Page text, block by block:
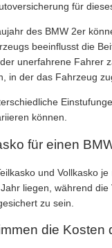
für
des BMW 2er
beeinflusst die
unerfahrene Fahrer
in der das Fahrzeug
können.
für einen
und Vollkasko
liegen, während
zu sein.
die